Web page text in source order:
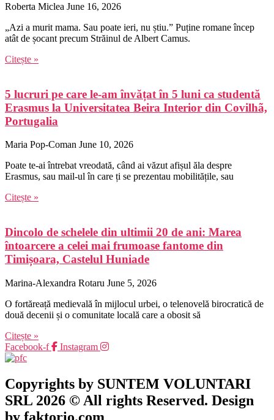
Roberta Miclea June 16, 2026
„Azi a murit mama. Sau poate ieri, nu știu.” Puține romane încep
atât de șocant precum Străinul de Albert Camus.
Citește »
5 lucruri pe care le-am învățat în 5 luni ca studentă
Erasmus la Universitatea Beira Interior din Covilhã,
Portugalia
Maria Pop-Coman June 10, 2026
Poate te-ai întrebat vreodată, când ai văzut afișul ăla despre
Erasmus, sau mail-ul în care ți se prezentau mobilitățile, sau
Citește »
Dincolo de schelele din ultimii 20 de ani: Marea
întoarcere a celei mai frumoase fantome din
Timișoara, Castelul Huniade
Marina-Alexandra Rotaru June 5, 2026
O fortăreață medievală în mijlocul urbei, o telenovelă birocratică de
două decenii și o comunitate locală care a obosit să
Citește »
Facebook-f
Instagram
Copyrights by SUNTEM VOLUNTARI
SRL 2026 © All rights Reserved. Design
by faktorio.com